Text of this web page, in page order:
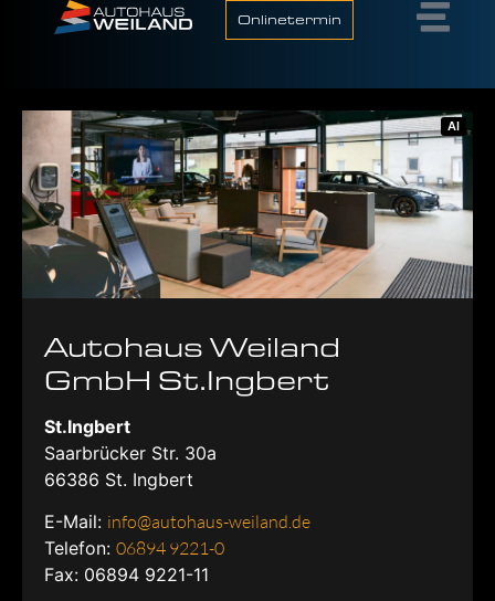
Onlinetermin
Autohaus Weiland
GmbH St.Ingbert
St.Ingbert
Saarbrücker Str. 30a
66386 St. Ingbert
E-Mail: info@autohaus-weiland.de
Telefon: 06894 9221-0
Fax: 06894 9221-11
AI